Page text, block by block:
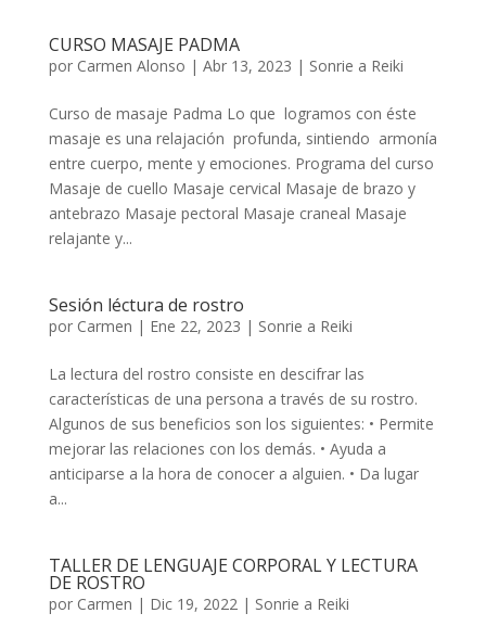
CURSO MASAJE PADMA
por Carmen Alonso | Abr 13, 2023 | Sonrie a Reiki
Curso de masaje Padma Lo que logramos con éste
masaje es una relajación profunda, sintiendo armonía
entre cuerpo, mente y emociones. Programa del curso
Masaje de cuello Masaje cervical Masaje de brazo y
antebrazo Masaje pectoral Masaje craneal Masaje
relajante y...
Sesión léctura de rostro
por Carmen | Ene 22, 2023 | Sonrie a Reiki
La lectura del rostro consiste en descifrar las
características de una persona a través de su rostro.
Algunos de sus beneficios son los siguientes: • Permite
mejorar las relaciones con los demás. • Ayuda a
anticiparse a la hora de conocer a alguien. • Da lugar
a...
TALLER DE LENGUAJE CORPORAL Y LECTURA
DE ROSTRO
por Carmen | Dic 19, 2022| Sonrie a Reiki